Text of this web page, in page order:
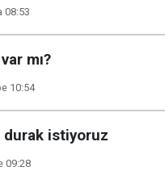
08:53
mı?
10:54
durak istiyoruz
09:28